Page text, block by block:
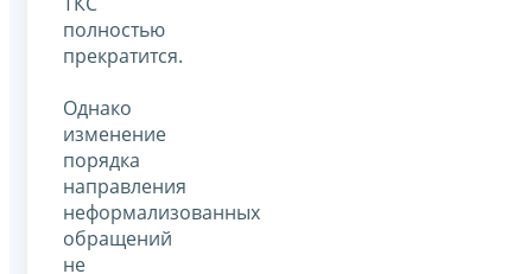
полностью
прекратится.
Однако
изменение
порядка
направления
неформализованных
обращений
не